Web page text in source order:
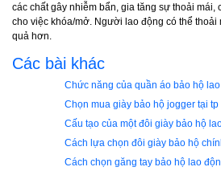
các chất gây nhiễm bẩn, gia tăng sự thoải mái,
cho việc khóa/mở. Người lao động có thể thoải
quả hơn.
Các bài khác
Chức năng của quần áo bảo hộ
Chọn mua giày bảo hộ jogger tại tp
Cấu tạo của một đôi giày bảo hộ
Cách lựa chọn đôi giày bảo hộ
Cách chọn găng tay bảo hộ lao